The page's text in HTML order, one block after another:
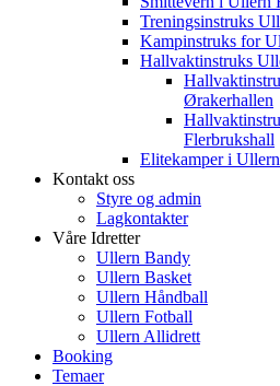
Treningsinstruks
Kampinstruks for
Hallvaktinstruks
Ørakerhallen
Flerbrukshall
Elitekamper i
Kontakt oss
Styre og admin
Lagkontakter
Våre Idretter
Ullern Bandy
Ullern Basket
Ullern Håndball
Ullern Fotball
Ullern Allidrett
Booking
Temaer